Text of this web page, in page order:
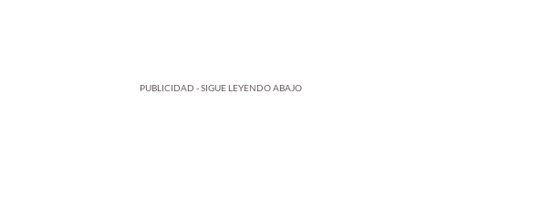
PUBLICIDAD - SIGUE LEYENDO ABAJO